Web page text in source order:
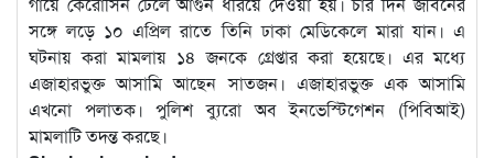
সঙ্গে লড়ে ১০ এপ্রিল রাতে তিনি ঢাকা মেডিকেলে মারা যান। এ
ঘটনায় করা মামলায় ১৪ জনকে গ্রেপ্তার করা হয়েছে। এর মধ্যে
এজাহারভুক্ত আসামি আছেন সাতজন। এজাহারভুক্ত এক আসামি
এখনো পলাতক। পুলিশ ব্যুরো অব ইনভেস্টিগেশন (পিবিআই)
মামলাটি তদন্ত করছে।